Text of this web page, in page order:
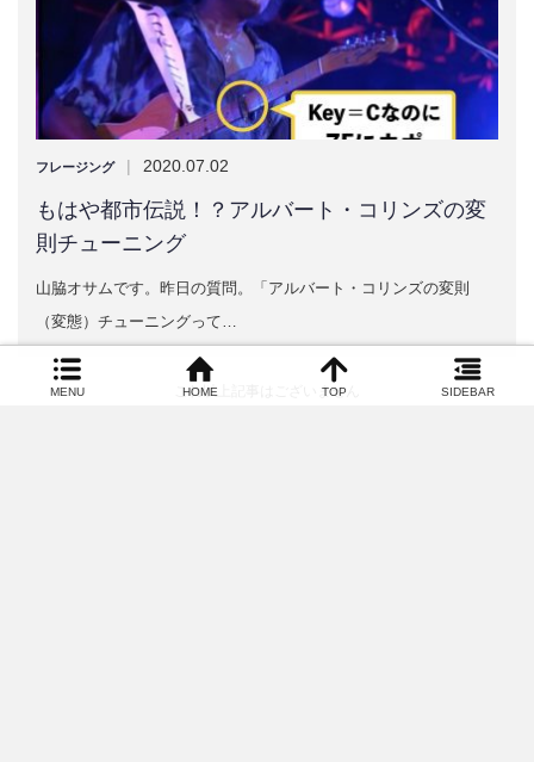
フレージング | 2020.07.02
もはや都市伝説！？アルバート・コリンズの変
則チューニング
山脇オサムです。昨日の質問。「アルバート・コリンズの変則
（変態）チューニングって…
これ以上記事はございません
MENU HOME TOP SIDEBAR